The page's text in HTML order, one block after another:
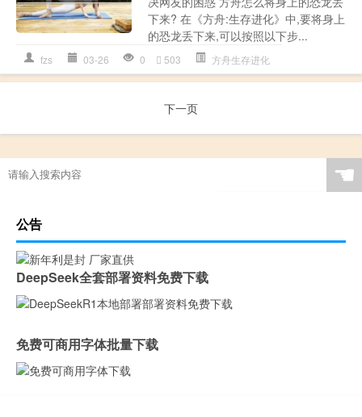
下来? 在《方舟:生存进化》中,要将身上
的恐龙丢下来,可以按照以下步...
fzs 03-26 0 503 方舟生存进化
下一页
☚
公告
DeepSeek全套部署资料免费下载
免费可商用字体批量下载